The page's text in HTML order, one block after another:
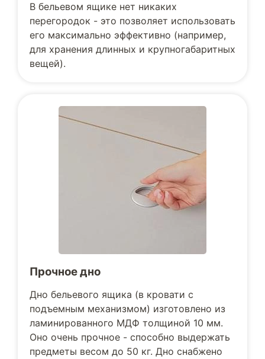
В бельевом ящике нет никаких
перегородок - это позволяет использовать
его максимально эффективно (например,
для хранения длинных и крупногабаритных
вещей).
Прочное дно
Дно бельевого ящика (в кровати с
подъемным механизмом) изготовлено из
ламинированного МДФ толщиной 10 мм.
Оно очень прочное - способно выдержать
предметы весом до 50 кг. Дно снабжено